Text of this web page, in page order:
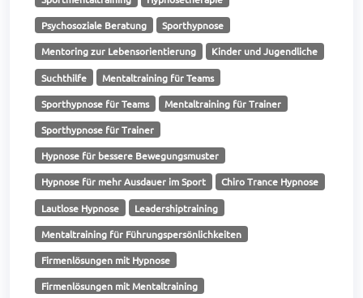
Psychosoziale Beratung Sporthypnose
Mentoring zur Lebensorientierung Kinder und Jugendliche
Suchthilfe Mentaltraining für Teams
Sporthypnose für Teams Mentaltraining für Trainer
Sporthypnose für Trainer
Hypnose für bessere Bewegungsmuster
Hypnose für mehr Ausdauer im Sport Chiro Trance Hypnose
Lautlose Hypnose Leadershiptraining
Mentaltraining für Führungspersönlichkeiten
Firmenlösungen mit Hypnose
Firmenlösungen mit Mentaltraining